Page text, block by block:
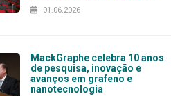
01.06.2026
MackGraphe celebra 10 anos
de pesquisa, inovação e
avanços em grafeno e
nanotecnologia